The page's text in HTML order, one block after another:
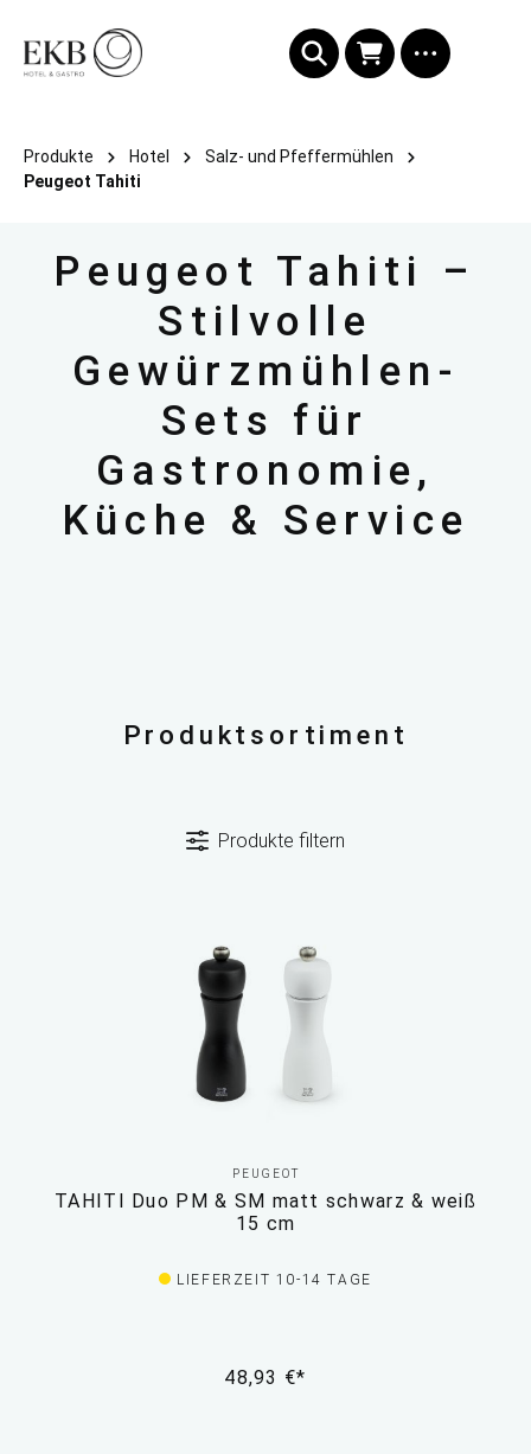
Produkte Hotel
Salz- und Pfeffermühlen
Peugeot Tahiti
Peugeot Tahiti –
Stilvolle
Gewürzmühlen-
Sets für
Gastronomie,
Küche & Service
Produktsortiment
Produkte filtern
PEUGEOT
TAHITI Duo PM & SM matt schwarz & weiß
15 cm
LIEFERZEIT 10-14 TAGE
48,93 €*